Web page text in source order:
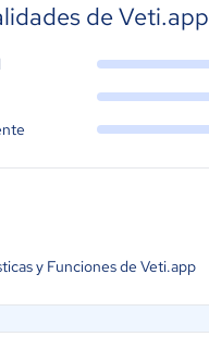
de Veti.app
y Funciones de Veti.app